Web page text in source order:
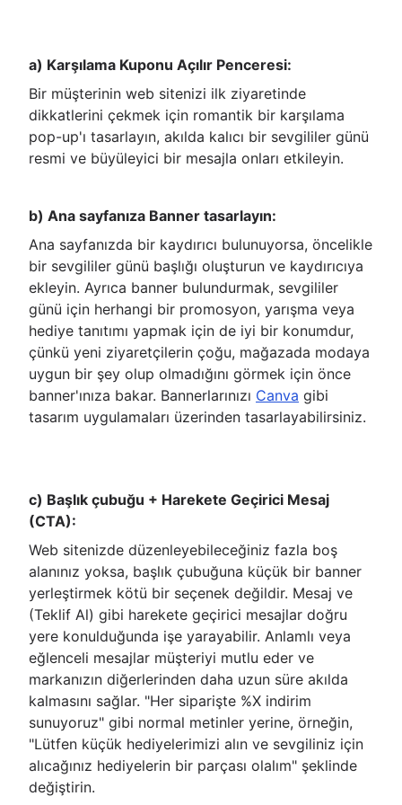
a) Karşılama Kuponu Açılır Penceresi:
Bir müşterinin web sitenizi ilk ziyaretinde
dikkatlerini çekmek için romantik bir karşılama
pop-up'ı tasarlayın, akılda kalıcı bir sevgililer günü
resmi ve büyüleyici bir mesajla onları etkileyin.
b) Ana sayfanıza Banner tasarlayın:
Ana sayfanızda bir kaydırıcı bulunuyorsa, öncelikle
bir sevgililer günü başlığı oluşturun ve kaydırıcıya
ekleyin. Ayrıca banner bulundurmak, sevgililer
günü için herhangi bir promosyon, yarışma veya
hediye tanıtımı yapmak için de iyi bir konumdur,
çünkü yeni ziyaretçilerin çoğu, mağazada modaya
uygun bir şey olup olmadığını görmek için önce
banner'ınıza bakar. Bannerlarınızı Canva gibi
tasarım uygulamaları üzerinden tasarlayabilirsiniz.
c) Başlık çubuğu + Harekete Geçirici Mesaj
(CTA):
Web sitenizde düzenleyebileceğiniz fazla boş
alanınız yoksa, başlık çubuğuna küçük bir banner
yerleştirmek kötü bir seçenek değildir. Mesaj ve
(Teklif Al) gibi harekete geçirici mesajlar doğru
yere konulduğunda işe yarayabilir. Anlamlı veya
eğlenceli mesajlar müşteriyi mutlu eder ve
markanızın diğerlerinden daha uzun süre akılda
kalmasını sağlar. "Her siparişte %X indirim
sunuyoruz" gibi normal metinler yerine, örneğin,
"Lütfen küçük hediyelerimizi alın ve sevgiliniz için
alıcağınız hediyelerin bir parçası olalım" şeklinde
değiştirin.